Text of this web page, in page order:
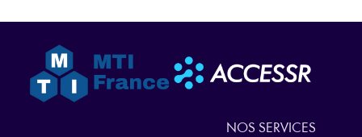
NOS SERVICES